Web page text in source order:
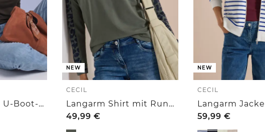
Basic Shirt mit U-Boot-Ausschnitt
NEW
CECIL
Langarm Shirt mit Rundhals und Leo-Details
49,99 €
NEW
CECIL
59,99 €